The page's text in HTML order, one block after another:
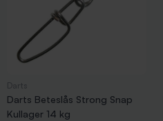
Darts Beteslås Strong Snap
Kullager 14 kg